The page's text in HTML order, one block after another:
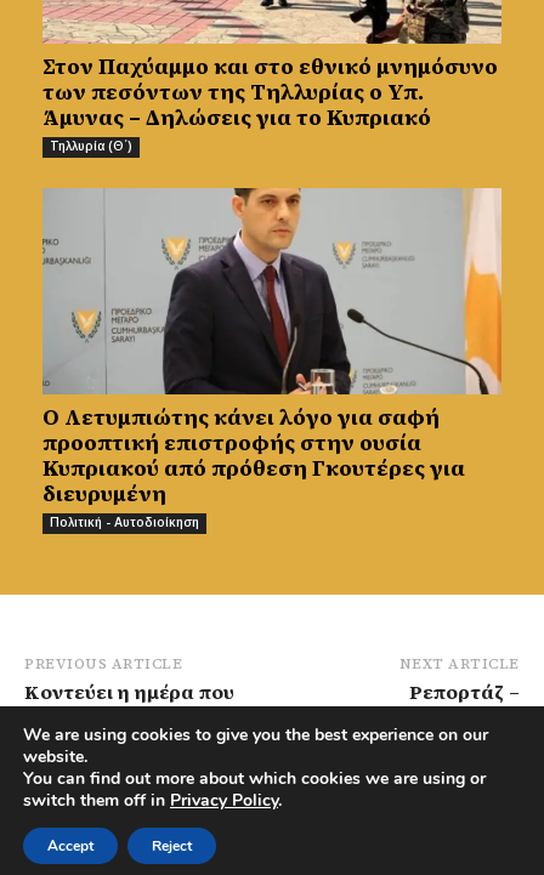
Στον Παχύαμμο και στο εθνικό μνημόσυνο
των πεσόντων της Τηλλυρίας ο Υπ.
Άμυνας – Δηλώσεις για το Κυπριακό
Τηλλυρία (Θ΄)
Ο Λετυμπιώτης κάνει λόγο για σαφή
προοπτική επιστροφής στην ουσία
Κυπριακού από πρόθεση Γκουτέρες για
διευρυμένη
Πολιτική - Αυτοδιοίκηση
PREVIOUS ARTICLE
Κοντεύει η ημέρα που
το… “Ποτάμι”
NEXT ARTICLE
Ρεπορτάζ –
αναβρασμό οι κάτοικοι
τους – Πληροφορίες
We are using cookies to give you the best experience on our
website.
You can find out more about which cookies we are using or
switch them off in Privacy Policy.
Accept Reject